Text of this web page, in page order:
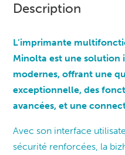
Description
L’imprimante
Minolta est une solution
modernes, offrant une
exceptionnelle, des
avancées, et une
Avec son interface
sécurité renforcées, la